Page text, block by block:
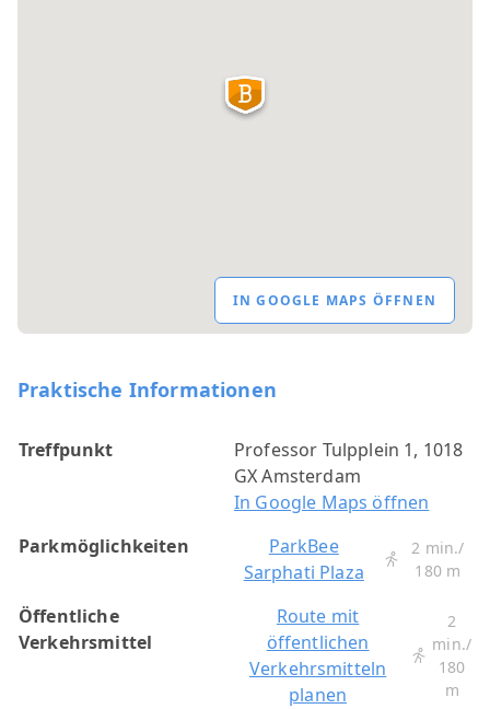
IN GOOGLE MAPS ÖFFNEN
Praktische Informationen
Treffpunkt
Professor Tulpplein 1, 1018
GX Amsterdam
In Google Maps öffnen
Parkmöglichkeiten
ParkBee
Sarphati Plaza
2 min./
180 m
Öffentliche
Verkehrsmittel
Route mit
öffentlichen
Verkehrsmitteln
planen
2
min./
180
m